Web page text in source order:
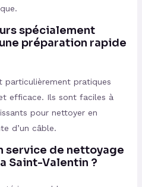
spécialement
préparation rapide
particulièrement pratiques
efficace. Ils sont faciles à
pour nettoyer en
d’un câble.
service de nettoyage
Saint-Valentin ?